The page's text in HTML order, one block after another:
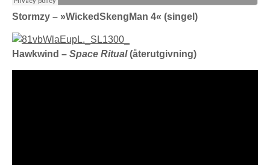
Stormzy – »WickedSkengMan 4« (singel)
Hawkwind – Space Ritual(återutgivning)